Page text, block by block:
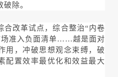
除。
合改革试点，综合整治“内卷
场准入负面清单……越是面对
用，冲破思想观念束缚，破
配置效率最优化和效益最大